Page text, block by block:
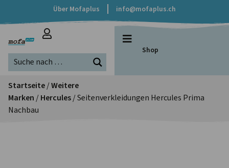
Über Mofaplus info@mofaplus.ch
Shop
Startseite/Weitere
Marken /Hercules/ Seitenverkleidungen Hercules Prima
Nachbau